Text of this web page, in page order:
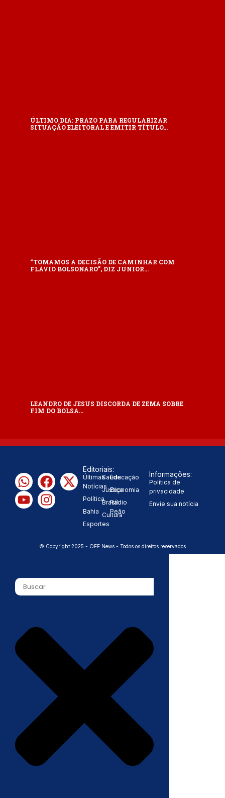
ÚLTIMO DIA: PRAZO PARA REGULARIZAR
SITUAÇÃO ELEITORAL E EMITIR TÍTULO…
“TOMAMOS A DECISÃO DE CAMINHAR COM
FLÁVIO BOLSONARO”, DIZ JUNIOR…
LEANDRO DE JESUS DISCORDA DE ZEMA SOBRE
FIM DO BOLSA…
Editoriais:
Últimas
Notícias
Política
Bahia
Esportes
Saúde
Justiça
Brasil
Cultura
Educação
Economia
Rádio
Peão
Informações:
Política de
privacidade
Envie sua notícia
© Copyright 2025 - OFF News - Todos os direitos reservados